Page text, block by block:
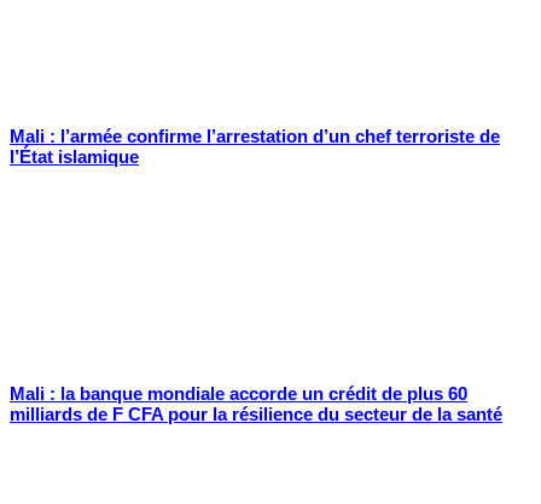
Mali : l’armée confirme l’arrestation d’un chef terroriste de
l’État islamique
Mali : la banque mondiale accorde un crédit de plus 60
milliards de F CFA pour la résilience du secteur de la santé